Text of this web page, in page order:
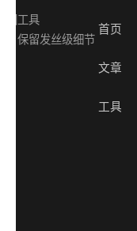
图工具
，保留发丝级细节
首页
文章
工具